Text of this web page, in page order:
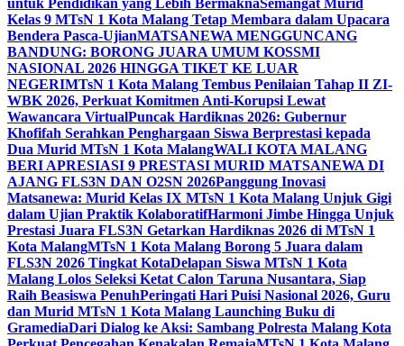
untuk Pendidikan yang Lebih BermaknaSemangat Murid
Kelas 9 MTsN 1 Kota Malang Tetap Membara dalam Upacara
Bendera Pasca-UjianMATSANEWA MENGGUNCANG
BANDUNG: BORONG JUARA UMUM KOSSMI
NASIONAL 2026 HINGGA TIKET KE LUAR
NEGERIMTsN 1 Kota Malang Tembus Penilaian Tahap II ZI-
WBK 2026, Perkuat Komitmen Anti-Korupsi Lewat
Wawancara VirtualPuncak Hardiknas 2026: Gubernur
Khofifah Serahkan Penghargaan Siswa Berprestasi kepada
Dua Murid MTsN 1 Kota MalangWALI KOTA MALANG
BERI APRESIASI 9 PRESTASI MURID MATSANEWA DI
AJANG FLS3N DAN O2SN 2026Panggung Inovasi
Matsanewa: Murid Kelas IX MTsN 1 Kota Malang Unjuk Gigi
dalam Ujian Praktik KolaboratifHarmoni Jimbe Hingga Unjuk
Prestasi Juara FLS3N Getarkan Hardiknas 2026 di MTsN 1
Kota MalangMTsN 1 Kota Malang Borong 5 Juara dalam
FLS3N 2026 Tingkat KotaDelapan Siswa MTsN 1 Kota
Malang Lolos Seleksi Ketat Calon Taruna Nusantara, Siap
Raih Beasiswa PenuhPeringati Hari Puisi Nasional 2026, Guru
dan Murid MTsN 1 Kota Malang Launching Buku di
GramediaDari Dialog ke Aksi: Sambang Polresta Malang Kota